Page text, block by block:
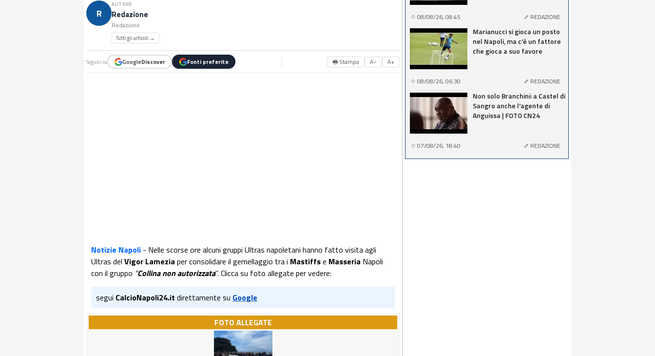
R
AUTORE
Redazione
Redazione
Tutti gli articoli →
Seguici su GoogleDiscover Fonti preferite 🖶 Stampa A− A+
Notizie Napoli - Nelle scorse ore alcuni gruppi Ultras napoletani hanno fatto visita agli
Ultras del Vigor Lamezia per consolidare il gemellaggio tra i Mastiffse Masseria Napoli
con il gruppo "Collina non autorizzata". Clicca su foto allegate per vedere:
segui CalcioNapoli24.it direttamente su Google
FOTO ALLEGATE
08/08/26, 08:45 REDAZIONE
Marianucci si gioca un posto
nel Napoli, ma c'è un fattore
che gioca a suo favore
08/08/26, 06:30 REDAZIONE
Non solo Branchini: a Castel di
Sangro anche l'agente di
Anguissa | FOTO CN24
07/08/26, 18:40 REDAZIONE